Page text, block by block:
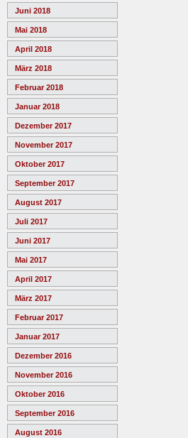
Juni 2018
Mai 2018
April 2018
März 2018
Februar 2018
Januar 2018
Dezember 2017
November 2017
Oktober 2017
September 2017
August 2017
Juli 2017
Juni 2017
Mai 2017
April 2017
März 2017
Februar 2017
Januar 2017
Dezember 2016
November 2016
Oktober 2016
September 2016
August 2016